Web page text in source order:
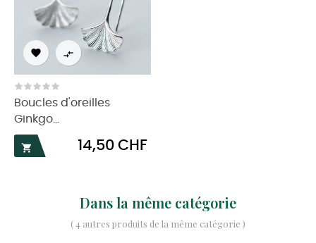
 
Boucles d'oreilles
Ginkgo...

Prix
14,50 CHF
Dans la même catégorie
( 4 autres produits de la même catégorie )